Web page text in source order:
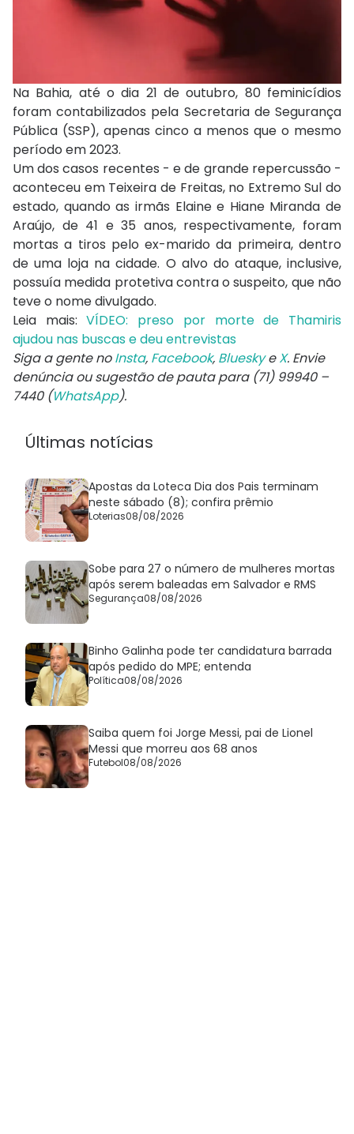
Na Bahia, até o dia 21 de outubro, 80 feminicídios
foram contabilizados pela Secretaria de Segurança
Pública (SSP), apenas cinco a menos que o mesmo
período em 2023.
Um dos casos recentes - e de grande repercussão -
aconteceu em Teixeira de Freitas, no Extremo Sul do
estado, quando as irmãs Elaine e Hiane Miranda de
Araújo, de 41 e 35 anos, respectivamente, foram
mortas a tiros pelo ex-marido da primeira, dentro
de uma loja na cidade. O alvo do ataque, inclusive,
possuía medida protetiva contra o suspeito, que não
teve o nome divulgado.
Leia mais:VÍDEO: preso por morte de Thamiris
ajudou nas buscas e deu entrevistas
Siga a gente noInsta, Facebook, BlueskyeX. Envie
denúncia ou sugestão de pauta para (71) 99940 –
7440 (WhatsApp).
Últimas notícias
Apostas da Loteca Dia dos Pais terminam
neste sábado (8); confira prêmio
Loterias08/08/2026
Sobe para 27 o número de mulheres mortas
após serem baleadas em Salvador e RMS
Segurança08/08/2026
Binho Galinha pode ter candidatura barrada
após pedido do MPE; entenda
Política08/08/2026
Saiba quem foi Jorge Messi, pai de Lionel
Messi que morreu aos 68 anos
Futebol08/08/2026